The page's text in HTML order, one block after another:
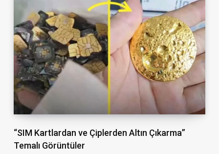
“SIM Kartlardan ve Çiplerden Altın Çıkarma”
Temalı Görüntüler